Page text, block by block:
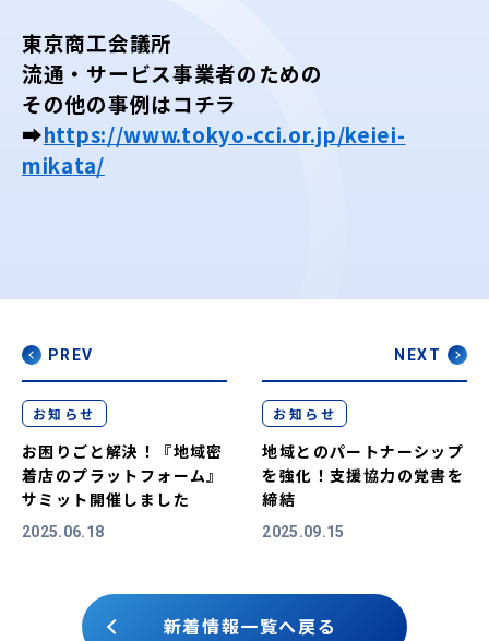
東京商工会議所
流通・サービス事業者のための
その他の事例はコチラ
➡https://www.tokyo-cci.or.jp/keiei-
mikata/
PREV
2025.06.18
お知らせ
お困りごと解決！『地域密
着店のプラットフォーム』
サミット開催しました
新着情報一覧へ戻る
NEXT
2025.09.15
お知らせ
地域とのパートナーシップ
を強化！支援協力の覚書を
締結